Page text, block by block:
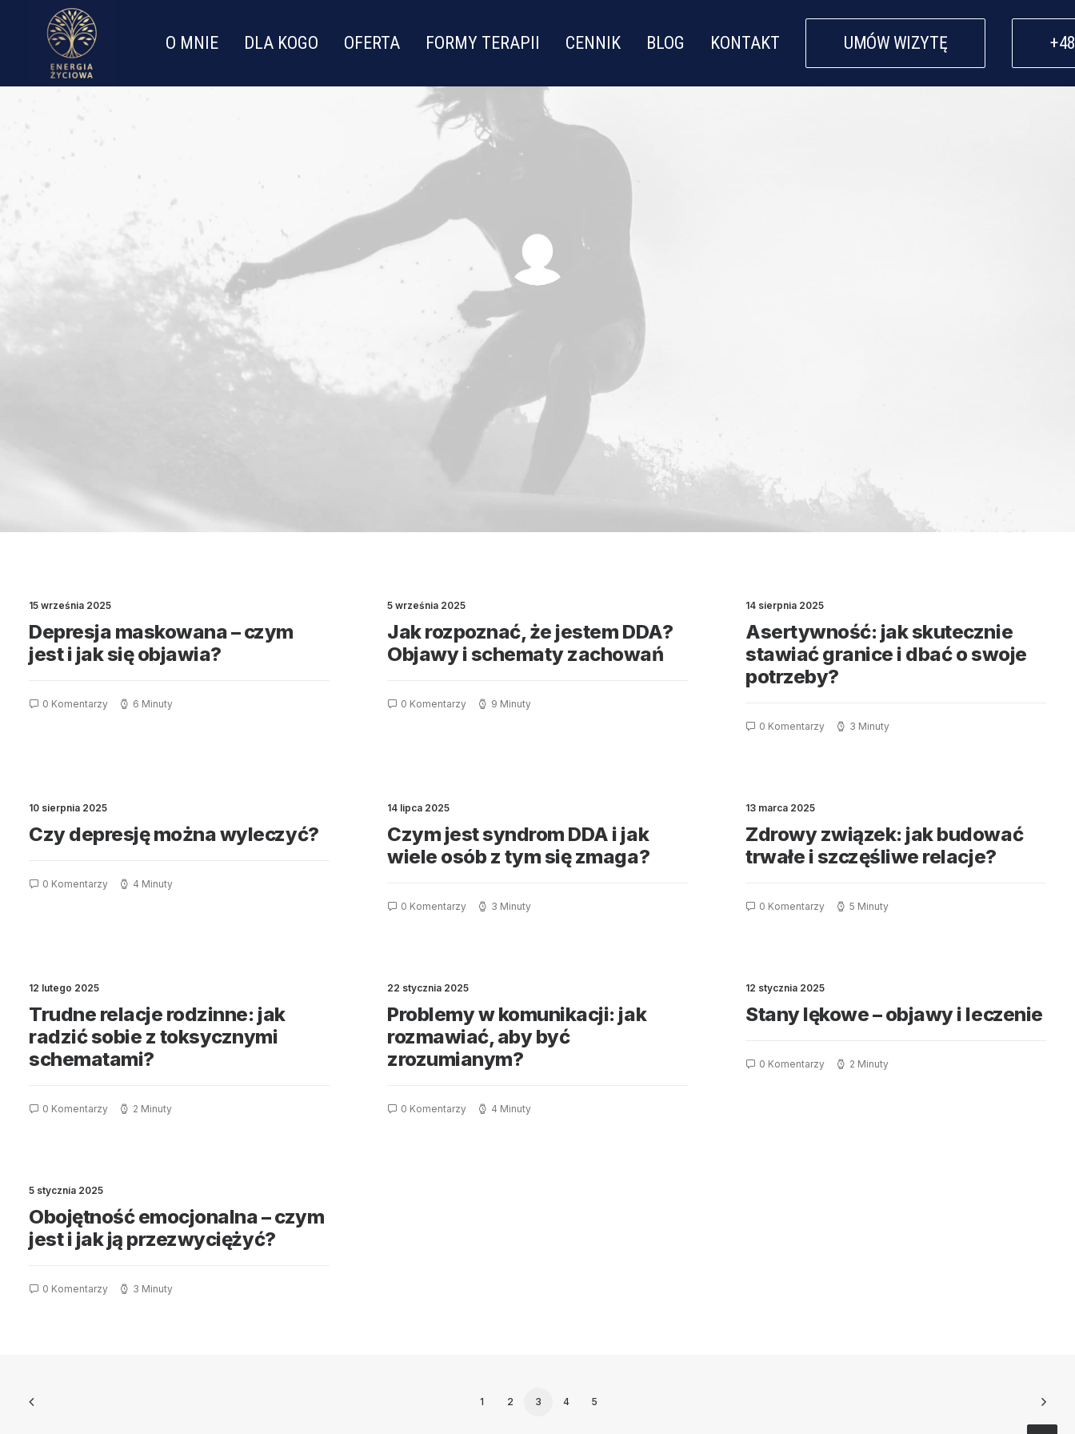
O MNIE DLA KOGO OFERTA FORMY TERAPII CENNIK BLOG KONTAKT UMÓW WIZYTĘ
15 września 2025
Depresja maskowana – czym
jest i jak się objawia?
0 Komentarzy 6 Minuty
5 września 2025
Jak rozpoznać, że jestem DDA?
Objawy i schematy zachowań
0 Komentarzy 9 Minuty
14 sierpnia 2025
Asertywność: jak skutecznie
stawiać granice i dbać o swoje
potrzeby?
0 Komentarzy 3 Minuty
10 sierpnia 2025
Czy depresję można wyleczyć?
0 Komentarzy 4 Minuty
14 lipca 2025
Czym jest syndrom DDA i jak
wiele osób z tym się zmaga?
0 Komentarzy 3 Minuty
13 marca 2025
Zdrowy związek: jak budować
trwałe i szczęśliwe relacje?
0 Komentarzy 5 Minuty
12 lutego 2025
Trudne relacje rodzinne: jak
radzić sobie z toksycznymi
schematami?
0 Komentarzy 2 Minuty
22 stycznia 2025
Problemy w komunikacji: jak
rozmawiać, aby być
zrozumianym?
0 Komentarzy 4 Minuty
12 stycznia 2025
Stany lękowe – objawy i leczenie
0 Komentarzy 2 Minuty
5 stycznia 2025
Obojętność emocjonalna – czym
jest i jak ją przezwyciężyć?
0 Komentarzy 3 Minuty
1 2 3 4 5